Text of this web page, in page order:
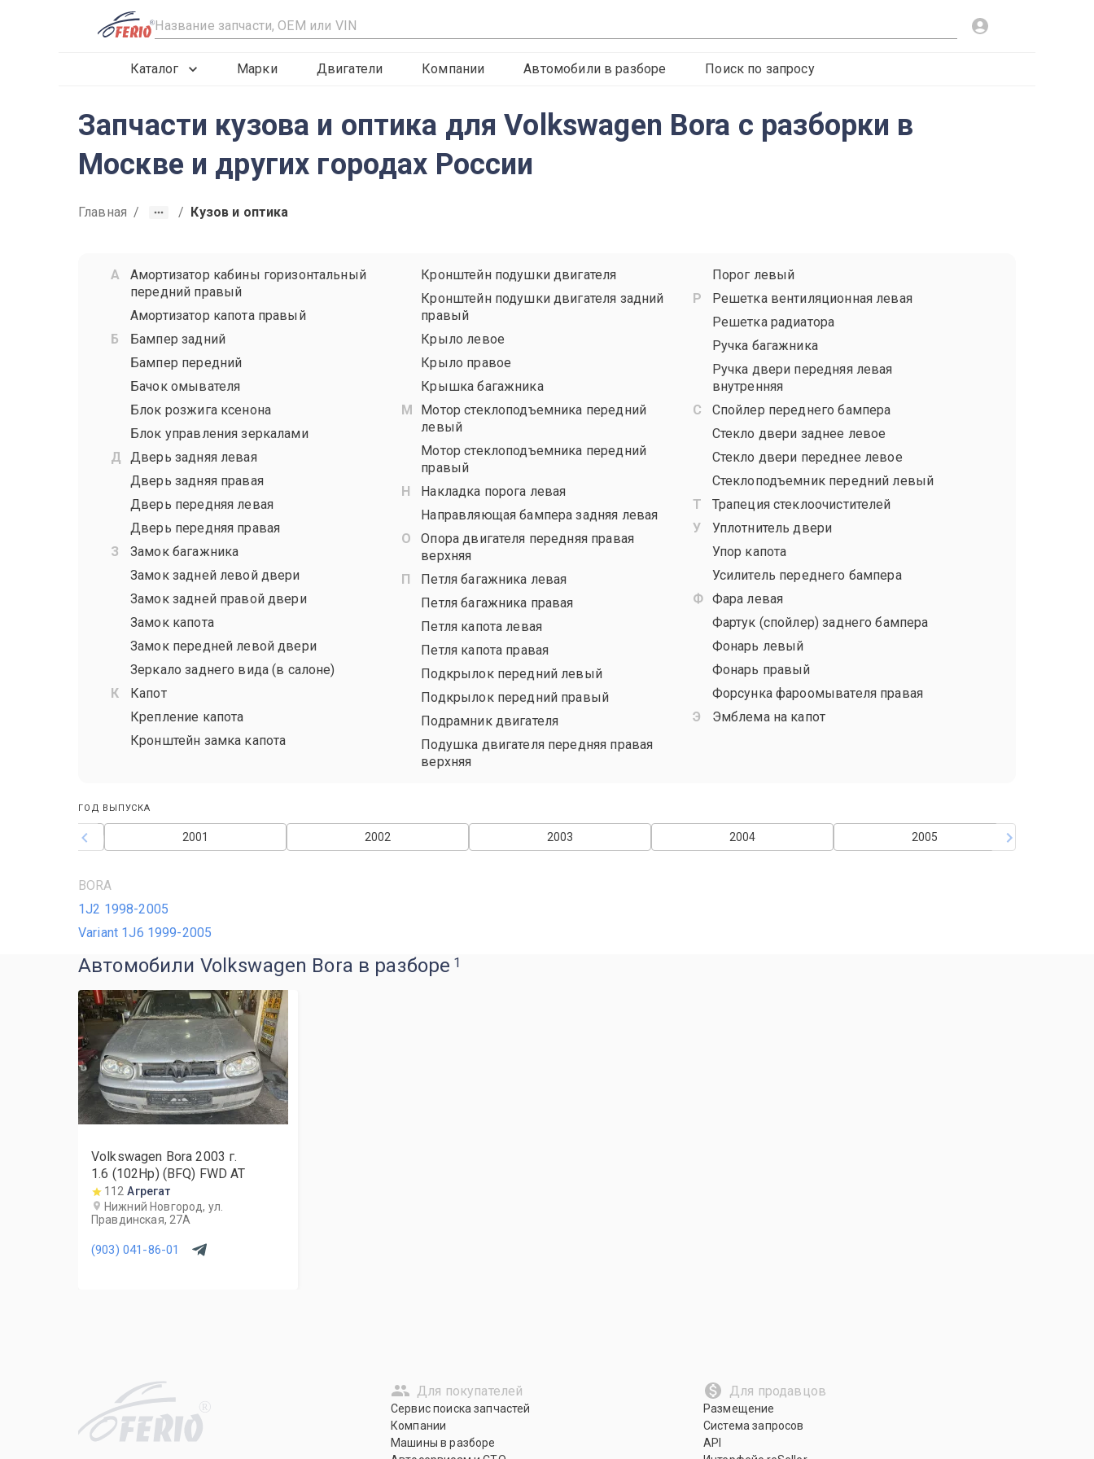
R
Каталог Марки Двигатели Компании Автомобили в разборе Поиск по запросу
Запчасти кузова и оптика для Volkswagen Bora с разборки в
Москве и других городах России
Главная / / Кузов и оптика
Амортизатор кабины горизонтальный
передний правый
Амортизатор капота правый
Бампер задний
Бампер передний
Бачок омывателя
Блок розжига ксенона
Блок управления зеркалами
Дверь задняя левая
Дверь задняя правая
Дверь передняя левая
Дверь передняя правая
Замок багажника
Замок задней левой двери
Замок задней правой двери
Замок капота
Замок передней левой двери
Зеркало заднего вида (в салоне)
Капот
Крепление капота
Кронштейн замка капота
Кронштейн подушки двигателя
Кронштейн подушки двигателя задний
правый
Крыло левое
Крыло правое
Крышка багажника
Мотор стеклоподъемника передний
левый
Мотор стеклоподъемника передний
правый
Накладка порога левая
Направляющая бампера задняя левая
Опора двигателя передняя правая
верхняя
Петля багажника левая
Петля багажника правая
Петля капота левая
Петля капота правая
Подкрылок передний левый
Подкрылок передний правый
Подрамник двигателя
Подушка двигателя передняя правая
верхняя
Порог левый
Решетка вентиляционная левая
Решетка радиатора
Ручка багажника
Ручка двери передняя левая
внутренняя
Спойлер переднего бампера
Стекло двери заднее левое
Стекло двери переднее левое
Стеклоподъемник передний левый
Трапеция стеклоочистителей
Уплотнитель двери
Упор капота
Усилитель переднего бампера
Фара левая
Фартук (спойлер) заднего бампера
Фонарь левый
Фонарь правый
Форсунка фароомывателя правая
Эмблема на капот
ГОД ВЫПУСКА
2005
2004
2003
2002
2001
BORA
1J2 1998-2005
Variant 1J6 1999-2005
Автомобили Volkswagen Bora в разборе 1
Volkswagen Bora 2003 г.
1.6 (102Hp) (BFQ) FWD AT
112 Агрегат
Нижний Новгород, ул.
Правдинская, 27А
(903) 041-86-01
R
Для покупателей
Сервис поиска запчастей
Компании
Машины в разборе
Для продавцов
Размещение
Система запросов
API